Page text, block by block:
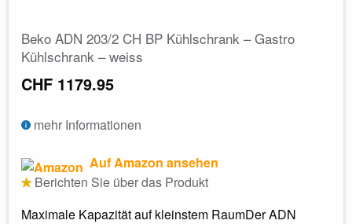
Beko ADN 203/2 CH BP Kühlschrank – Gastro
Kühlschrank – weiss
CHF 1179.95
mehr Informationen
Auf Amazon ansehen
Berichten Sie über das Produkt
Maximale Kapazität auf kleinstem RaumDer ADN